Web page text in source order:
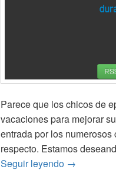
Parece que los chicos de
vacaciones para mejorar
entrada por los
respecto. Estamos
Seguir leyendo →